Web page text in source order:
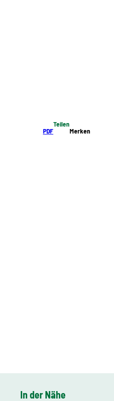
PDF
Teilen
Merken
In der Nähe